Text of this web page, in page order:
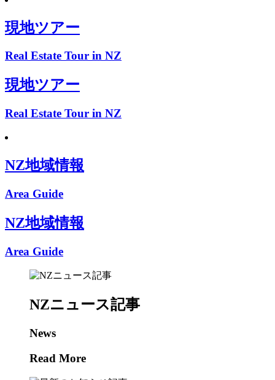
現地ツアー
Real Estate Tour in NZ
現地ツアー
Real Estate Tour in NZ
NZ地域情報
Area Guide
NZ地域情報
Area Guide
NZニュース記事
News
Read More